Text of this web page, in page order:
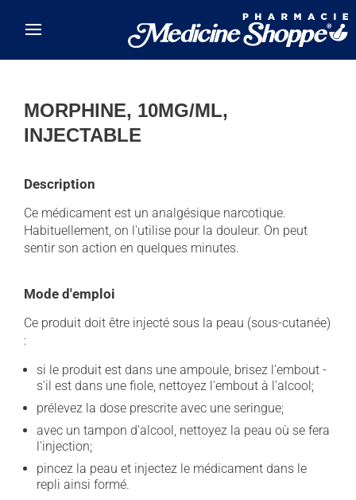
MORPHINE, 10MG/ML,
INJECTABLE
Description
Ce médicament est un analgésique narcotique.
Habituellement, on l'utilise pour la douleur. On peut
sentir son action en quelques minutes.
Mode d'emploi
Ce produit doit être injecté sous la peau (sous-cutanée)
:
si le produit est dans une ampoule, brisez l'embout -
s'il est dans une fiole, nettoyez l'embout à l'alcool;
prélevez la dose prescrite avec une seringue;
avec un tampon d'alcool, nettoyez la peau où se fera
l'injection;
pincez la peau et injectez le médicament dans le
repli ainsi formé.